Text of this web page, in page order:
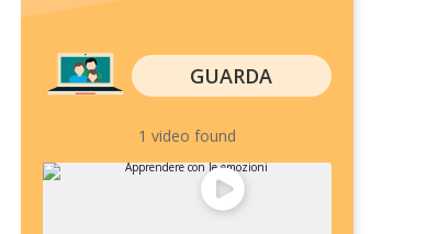
GUARDA
1 video found